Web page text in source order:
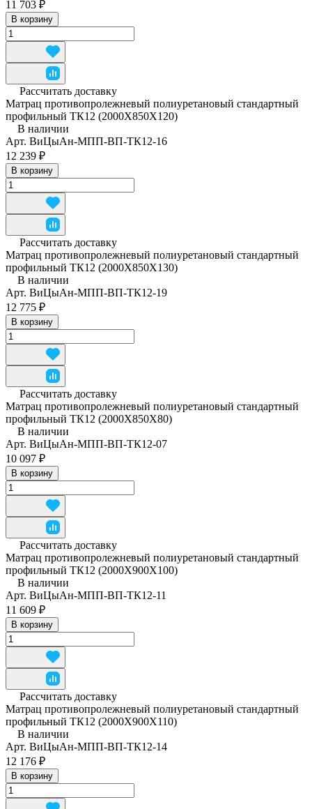
11 703 ₽
В корзину
Рассчитать доставку
Матрац противопролежневый полиуретановый стандартный
профильный ТК12 (2000Х850Х120)
В наличии
Арт. ВиЦыАн-МПП-ВП-ТК12-16
12 239 ₽
В корзину
Рассчитать доставку
Матрац противопролежневый полиуретановый стандартный
профильный ТК12 (2000Х850Х130)
В наличии
Арт. ВиЦыАн-МПП-ВП-ТК12-19
12 775 ₽
В корзину
Рассчитать доставку
Матрац противопролежневый полиуретановый стандартный
профильный ТК12 (2000Х850Х80)
В наличии
Арт. ВиЦыАн-МПП-ВП-ТК12-07
10 097 ₽
В корзину
Рассчитать доставку
Матрац противопролежневый полиуретановый стандартный
профильный ТК12 (2000Х900Х100)
В наличии
Арт. ВиЦыАн-МПП-ВП-ТК12-11
11 609 ₽
В корзину
Рассчитать доставку
Матрац противопролежневый полиуретановый стандартный
профильный ТК12 (2000Х900Х110)
В наличии
Арт. ВиЦыАн-МПП-ВП-ТК12-14
12 176 ₽
В корзину